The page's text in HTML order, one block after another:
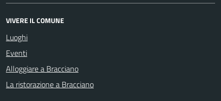
VIVERE IL COMUNE
Luoghi
Eventi
Alloggiare a Bracciano
La ristorazione a Bracciano